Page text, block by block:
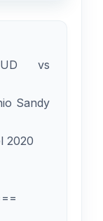
vs
Sandy
2020